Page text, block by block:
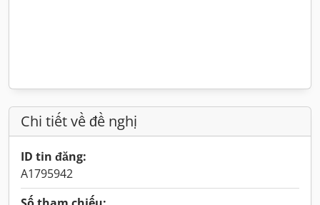
Chi tiết về đề nghị
ID tin đăng:
A1795942